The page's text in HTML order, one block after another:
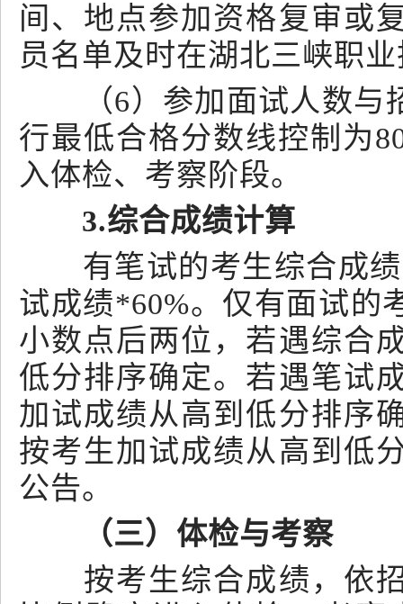
间、地点参加资格复审或
员名单及时在湖北三峡职
（6）参加面试人数与招
行最低合格分数线控制为
入体检、考察阶段。
3.综合成绩计算
有笔试的考生综合成绩
试成绩*60%。仅有面试的
小数点后两位，若遇综合
低分排序确定。若遇笔试
加试成绩从高到低分排序
按考生加试成绩从高到低
公告。
（三）体检与考察
按考生综合成绩，依招